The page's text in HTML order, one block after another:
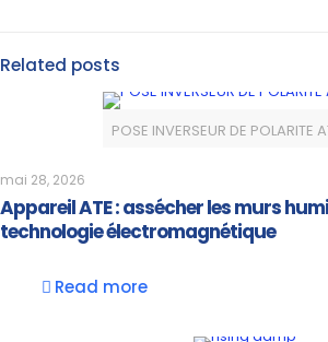
Related posts
POSE INVERSEUR DE POLARITE
mai 28, 2026
Appareil ATE : assécher les murs
technologie électromagnétique
Read more